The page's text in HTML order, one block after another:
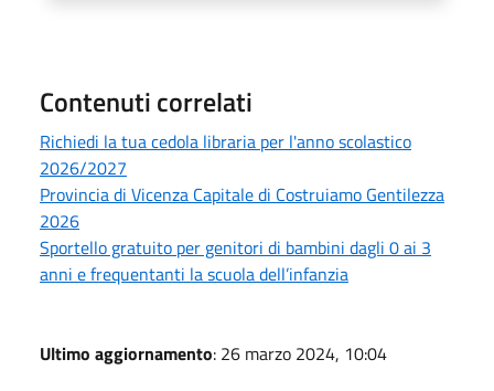
Contenuti correlati
Richiedi la tua cedola libraria per l'anno scolastico
2026/2027
Provincia di Vicenza Capitale di Costruiamo Gentilezza
2026
Sportello gratuito per genitori di bambini dagli 0 ai 3
anni e frequentanti la scuola dell’infanzia
Ultimo aggiornamento: 26 marzo 2024, 10:04